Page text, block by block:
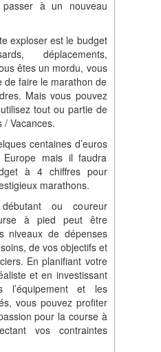
à un nouveau
exploser est le budget
déplacements,
êtes un mordu, vous
de faire le marathon de
Mais vous pouvez
tout ou partie de
/ Vacances.
centaines d’euros
mais il faudra
à 4 chiffres pour
marathons.
ou coureur
à pied peut être
niveaux de dépenses
de vos objectifs et
En planifiant votre
et en investissant
l’équipement et les
vous pouvez profiter
pour la course à
vos contraintes